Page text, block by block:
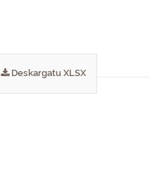
Deskargatu XLSX